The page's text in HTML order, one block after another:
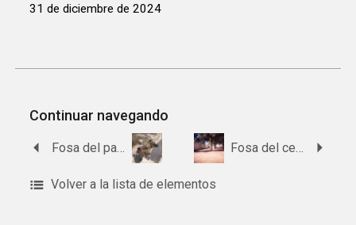
31 de diciembre de 2024
Continuar navegando
Fosa del paraje Casilla de Cubero
Volver a la lista de elementos